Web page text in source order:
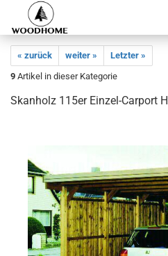
« zurück weiter »
Letzter »
9 Artikel in dieser Kategorie
Skanholz 115er Einzel-Carport